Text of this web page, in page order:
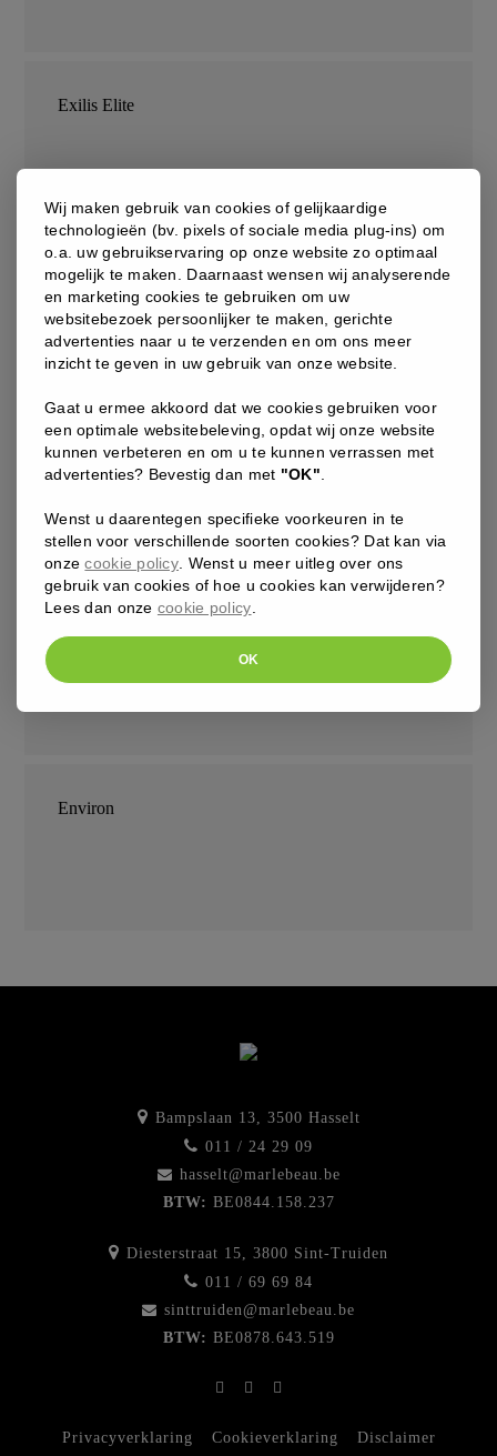
Exilis Elite
Microneedling
Led therapie
Peelings
Environ
Bampslaan 13, 3500 Hasselt
011 / 24 29 09
hasselt@marlebeau.be
BTW: BE0844.158.237
Diesterstraat 15, 3800 Sint-Truiden
011 / 69 69 84
sinttruiden@marlebeau.be
BTW: BE0878.643.519
Privacyverklaring Cookieverklaring Disclaimer
Wij maken gebruik van cookies of gelijkaardige
technologieën (bv. pixels of sociale media plug-ins) om
o.a. uw gebruikservaring op onze website zo optimaal
mogelijk te maken. Daarnaast wensen wij analyserende
en marketing cookies te gebruiken om uw
websitebezoek persoonlijker te maken, gerichte
advertenties naar u te verzenden en om ons meer
inzicht te geven in uw gebruik van onze website.
Gaat u ermee akkoord dat we cookies gebruiken voor
een optimale websitebeleving, opdat wij onze website
kunnen verbeteren en om u te kunnen verrassen met
advertenties? Bevestig dan met "OK"
Wenst u daarentegen specifieke voorkeuren in te
stellen voor verschillende soorten cookies? Dat kan via
onzecookie policy . Wenst u meer uitleg over ons
gebruik van cookies of hoe u cookies kan verwijderen?
Lees dan onze cookie policy
OK